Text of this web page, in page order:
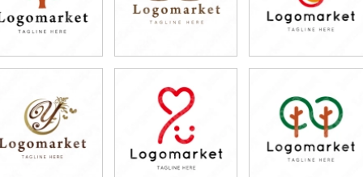
79,800円
(税込87,780円)
79,800円
(税込87,780円)
79,800円
(税込87,780円)